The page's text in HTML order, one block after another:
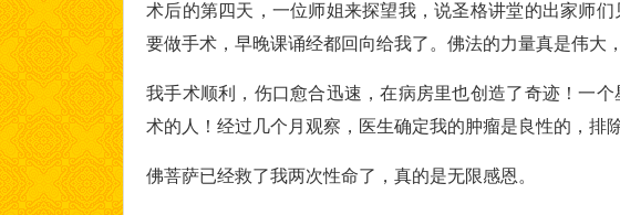
术后的第四天，一位师姐来探望我，说圣格讲堂的出家师
要做手术，早晚课诵经都回向给我了。佛法的力量真是伟大
我手术顺利，伤口愈合迅速，在病房里也创造了奇迹！一
术的人！经过几个月观察，医生确定我的肿瘤是良性的，排
佛菩萨已经救了我两次性命了，真的是无限感恩。